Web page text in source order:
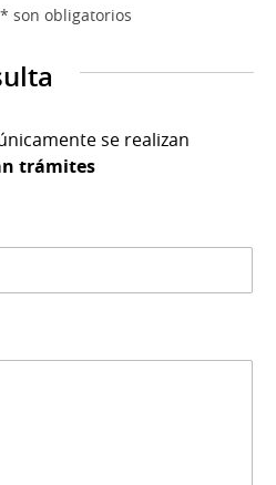
son obligatorios
se realizan
trámites